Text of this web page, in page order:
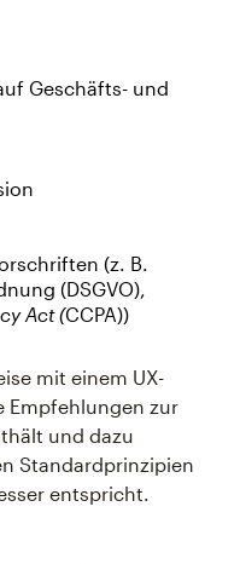
Geschäfts- und
(z. B.
(DSGVO),
Act (CCPA))
mit einem UX-
Empfehlungen zur
und dazu
Standardprinzipien
entspricht.